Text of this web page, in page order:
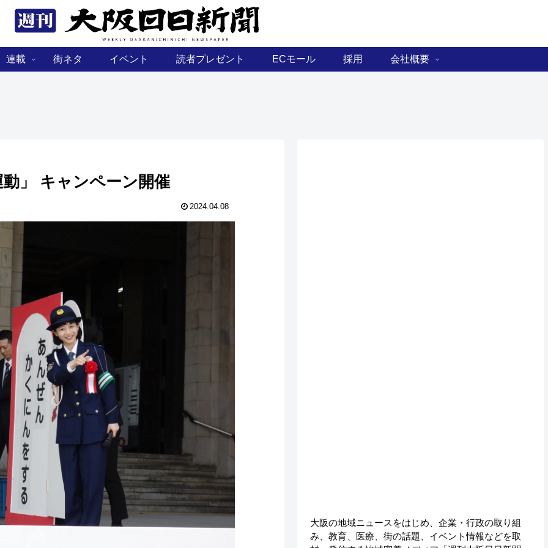
連載 街ネタ イベント 読者プレゼント ECモール 採用 会社概要
」 キャンペーン開催
2024.04.08
大阪の地域ニュースをはじめ、企業・行政の取り組
み、教育、医療、街の話題、イベント情報などを取